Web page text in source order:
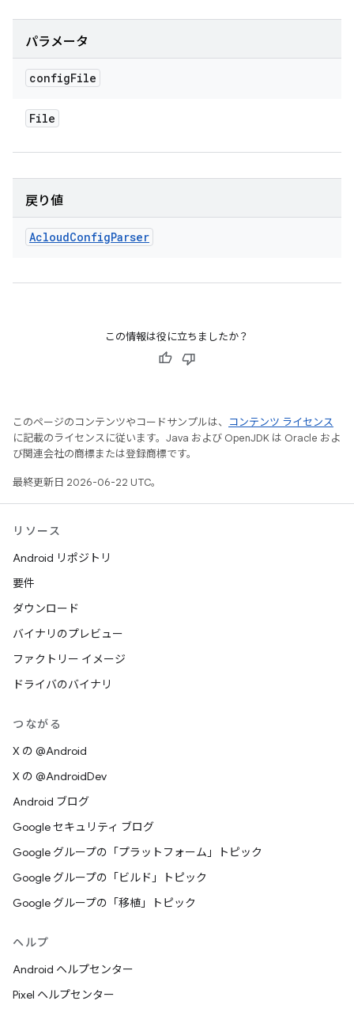
パラメータ
configFile
File
戻り値
AcloudConfigParser
この情報は役に立ちましたか？
このページのコンテンツやコードサンプルは、
コンテンツ ライセンス
に記載のライセンスに従います。Java および OpenJDK は Oracle およ
び関連会社の商標または登録商標です。
最終更新日 2026-06-22 UTC。
リソース
Android リポジトリ
要件
ダウンロード
バイナリのプレビュー
ファクトリー イメージ
ドライバのバイナリ
つながる
X の @Android
X の @AndroidDev
Android ブログ
Google セキュリティ ブログ
Google グループの「プラットフォーム」トピック
Google グループの「ビルド」トピック
Google グループの「移植」トピック
ヘルプ
Android ヘルプセンター
Pixel ヘルプセンター